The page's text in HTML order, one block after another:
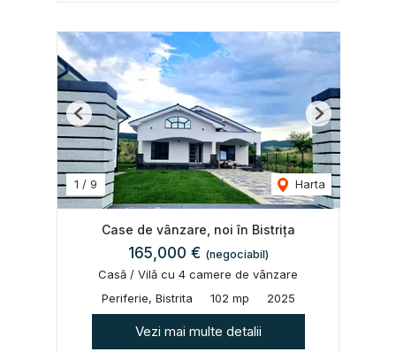
1 / 9 Harta
Previous Next
Case de vânzare, noi în Bistrița
165,000 € (negociabil)
Casă / Vilă cu 4 camere de vânzare
Periferie, Bistrita
102 mp 2025
Vezi mai multe detalii